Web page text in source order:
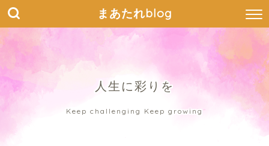
まあたれblog
人生に彩りを
Keep challenging Keep growing